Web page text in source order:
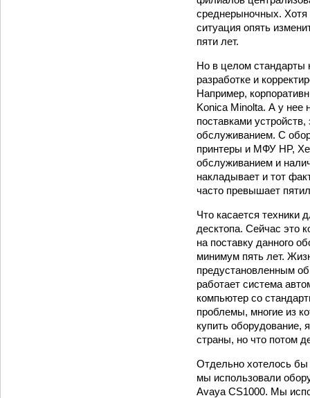
среднерыночных. Хотя
ситуация опять
пяти лет.
Но в целом стандарты
разработке и
Например,
Konica Minolta. А у нее
поставками
обслуживанием. С
принтеры и МФУ HP,
обслуживанием и
накладывает и тот
часто превышает
Что касается техники
десктопа. Сейчас это
на поставку данного
минимум пять лет.
предустановленным
работает система
компьютер со
проблемы, многие из
купить оборудование,
страны, но что потом
Отдельно хотелось бы
мы использовали
Avaya CS1000. Мы